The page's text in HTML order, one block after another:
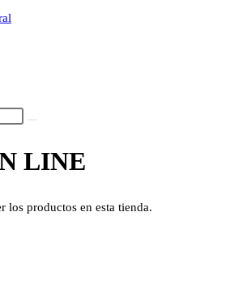
LINE
los productos en esta tienda.